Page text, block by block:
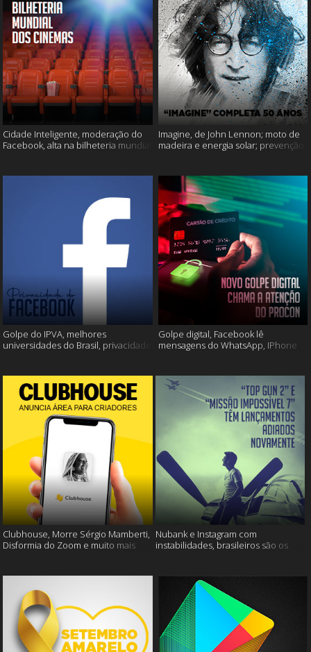
Cidade Inteligente, moderação do
Facebook, alta na bilheteria mundial
Imagine, de John Lennon; moto de
madeira e energia solar; prevenção
Golpe do IPVA, melhores
universidades do Brasil, privacidade
Golpe digital, Facebook lê
mensagens do WhatsApp, IPhone
Clubhouse, Morre Sérgio Mamberti,
Disformia do Zoom e muito mais
Nubank e Instagram com
instabilidades, brasileiros são os